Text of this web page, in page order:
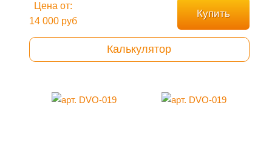
Цена от:
14 000 руб
Купить
Калькулятор